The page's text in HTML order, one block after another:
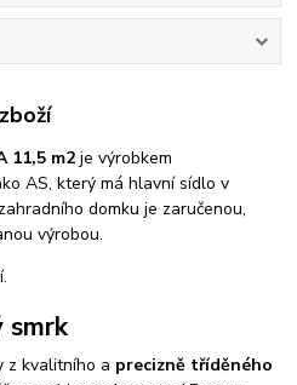
11,5 m2je výrobkem
AS, který má hlavní sídlo v
domku je zaručenou,
výrobou.
smrk
z kvalitního a precizně tříděného